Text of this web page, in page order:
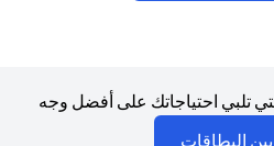
تلبي احتياجاتك على أفضل وجه
البطاقات